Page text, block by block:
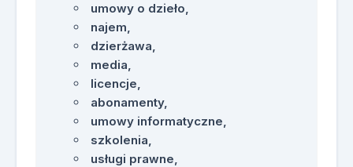
umowy o dzieło,
najem,
dzierżawa,
media,
licencje,
abonamenty,
umowy informatyczne,
szkolenia,
usługi prawne,